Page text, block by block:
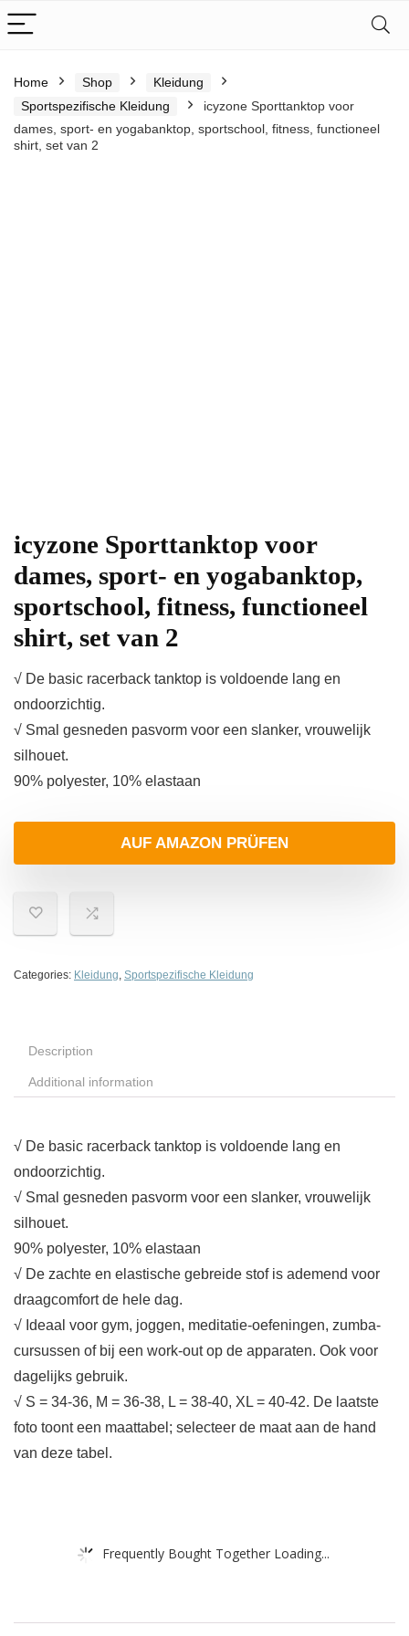
Home Shop
Kleidung
Sportspezifische Kleidung
icyzone Sporttanktop voor
dames, sport- en yogabanktop, sportschool, fitness, functioneel
shirt, set van 2
icyzone Sporttanktop voor
dames, sport- en yogabanktop,
sportschool, fitness, functioneel
shirt, set van 2
√ De basic racerback tanktop is voldoende lang en
ondoorzichtig.
√ Smal gesneden pasvorm voor een slanker, vrouwelijk
silhouet.
90% polyester, 10% elastaan
AUF AMAZON PRÜFEN
Categories: Kleidung, Sportspezifische Kleidung
Description
Additional information
√ De basic racerback tanktop is voldoende lang en
ondoorzichtig.
√ Smal gesneden pasvorm voor een slanker, vrouwelijk
silhouet.
90% polyester, 10% elastaan
√ De zachte en elastische gebreide stof is ademend voor
draagcomfort de hele dag.
√ Ideaal voor gym, joggen, meditatie-oefeningen, zumba-
cursussen of bij een work-out op de apparaten. Ook voor
dagelijks gebruik.
√ S = 34-36, M = 36-38, L = 38-40, XL = 40-42. De laatste
foto toont een maattabel; selecteer de maat aan de hand
van deze tabel.
Frequently Bought Together Loading...